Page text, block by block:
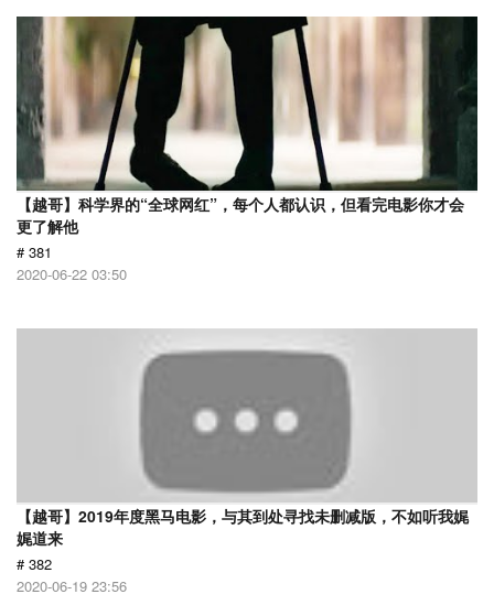
【越哥】科学界的“全球网红”，每个人都认识，但看完电影你才会
更了解他
# 381
2020-06-22 03:50
【越哥】2019年度黑马电影，与其到处寻找未删减版，不如听我娓
娓道来
# 382
2020-06-19 23:56